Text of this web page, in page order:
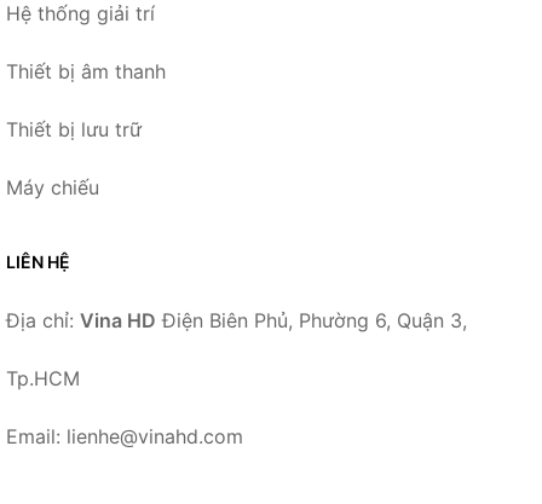
Hệ thống giải trí
Thiết bị âm thanh
Thiết bị lưu trữ
Máy chiếu
LIÊN HỆ
Địa chỉ: Vina HD Điện Biên Phủ, Phường 6, Quận 3,
Tp.HCM
Email: lienhe@vinahd.com